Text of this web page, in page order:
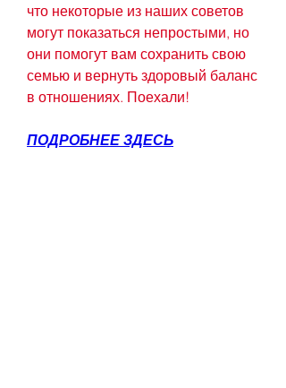
что некоторые из наших советов
могут показаться непростыми, но
они помогут вам сохранить свою
семью и вернуть здоровый баланс
в отношениях. Поехали!
ПОДРОБНЕЕ ЗДЕСЬ